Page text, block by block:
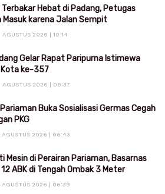
Terbakar Hebat di Padang, Petugas
Masuk karena Jalan Sempit
AGUSTUS 2026 | 10:14
Gelar Rapat Paripurna Istimewa
Kota ke-357
AGUSTUS 2026 | 06:37
Buka Sosialisasi Germas Cegah
PKG
AGUSTUS 2026 | 06:43
Mesin di Perairan Pariaman, Basarnas
ABK di Tengah Ombak 3 Meter
AGUSTUS 2026 | 06:39